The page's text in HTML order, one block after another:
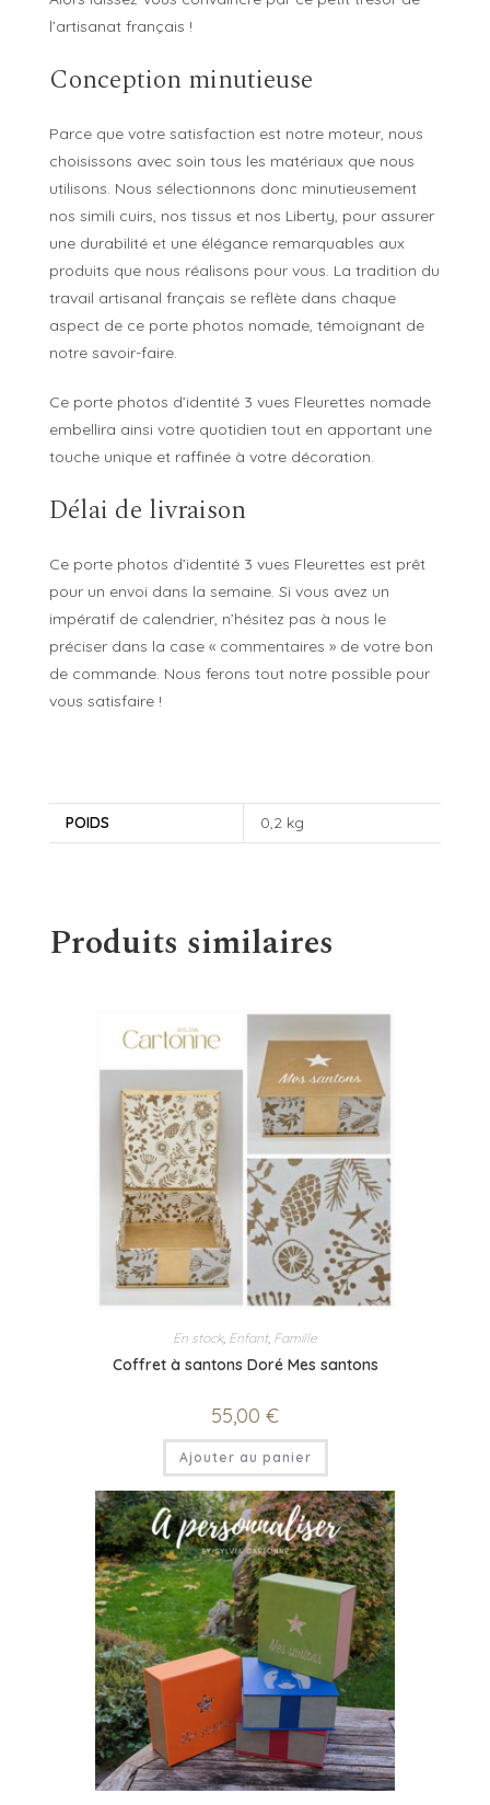
l’artisanat français !
Conception minutieuse
Parce que votre satisfaction est notre moteur, nous
choisissons avec soin tous les matériaux que nous
utilisons. Nous sélectionnons donc minutieusement
nos simili cuirs, nos tissus et nos Liberty, pour assurer
une durabilité et une élégance remarquables aux
produits que nous réalisons pour vous. La tradition du
travail artisanal français se reflète dans chaque
aspect de ce porte photos nomade, témoignant de
notre savoir-faire.
Ce porte photos d’identité 3 vues Fleurettes nomade
embellira ainsi votre quotidien tout en apportant une
touche unique et raffinée à votre décoration.
Délai de livraison
Ce porte photos d’identité 3 vues Fleurettes est prêt
pour un envoi dans la semaine. Si vous avez un
impératif de calendrier, n’hésitez pas à nous le
préciser dans la case « commentaires » de votre bon
de commande. Nous ferons tout notre possible pour
vous satisfaire !
POIDS 0,2 kg
Produits similaires
En stock, Enfant, Famille
Coffret à santons Doré Mes santons
55,00 €
Ajouter au panier